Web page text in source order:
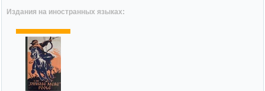
Издания на иностранных языках: